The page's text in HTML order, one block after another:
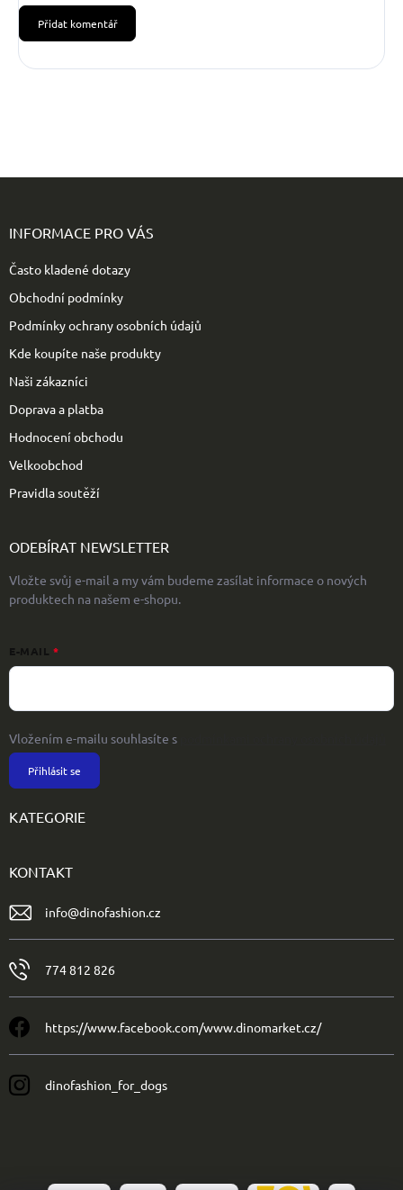
Přidat komentář
INFORMACE PRO VÁS
Často kladené dotazy
Obchodní podmínky
Podmínky ochrany osobních údajů
Kde koupíte naše produkty
Naši zákazníci
Doprava a platba
Hodnocení obchodu
Velkoobchod
Pravidla soutěží
ODEBÍRAT NEWSLETTER
Vložte svůj e-mail a my vám budeme zasílat informace o nových
produktech na našem e-shopu.
E-MAIL
Vložením e-mailu souhlasíte s
Přihlásit se
KATEGORIE
KONTAKT
info@dinofashion.cz
774 812 826
https://www.facebook.com/www.dinomarket.cz/
dinofashion_for_dogs